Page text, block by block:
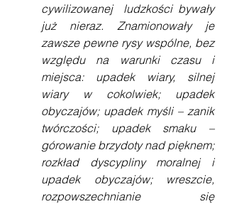
cywilizowanej  ludzkości bywały
już nieraz. Znamionowały je
zawsze pewne rysy wspólne, bez
względu na warunki czasu i
miejsca: upadek wiary, silnej
wiary w cokolwiek; upadek
obyczajów; upadek myśli – zanik
twórczości; upadek smaku –
górowanie brzydoty nad pięknem;
rozkład dyscypliny moralnej i
upadek obyczajów; wreszcie,
rozpowszechnianie się